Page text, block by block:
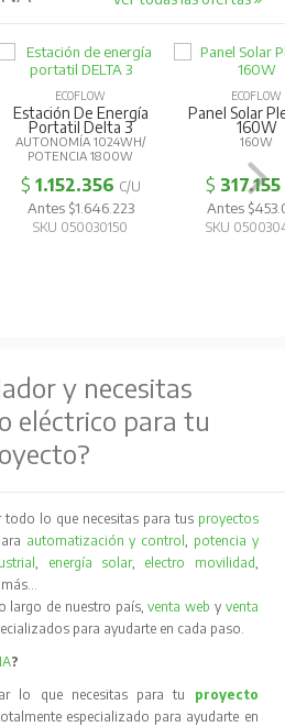
ECOFLOW
Estación De Energía
Portatil Delta 3
AUTONOMÍA 1024WH/
POTENCIA 1800W
$ 1.152.356 C/U
Antes $1.646.223
SKU 050030150
ECOFLOW
Panel Solar
160W
160W
$ 317.155
Antes
SKU
y necesitas
eléctrico para tu
todo lo que necesitas para tus proyectos
automatización y control, potencia y
, energía solar, electro movilidad,
largo de nuestro país,venta web y venta
para ayudarte en cada paso.
?
lo que necesitas para tu proyecto
especializado para ayudarte en